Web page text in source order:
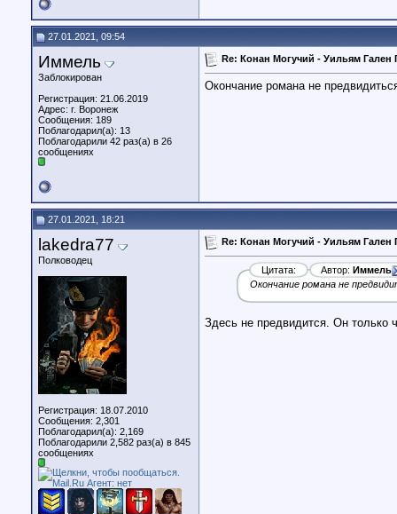
27.01.2021, 09:54
Иммель
Заблокирован
Регистрация: 21.06.2019
Адрес: г. Воронеж
Сообщения: 189
Поблагодарил(а): 13
Поблагодарили 42 раз(а) в 26
сообщениях
Re: Конан Могучий - Уильям Гален
Окончание романа не
27.01.2021, 18:21
lakedra77
Полководец
Регистрация: 18.07.2010
Сообщения: 2,301
Поблагодарил(а): 2,169
Поблагодарили 2,582 раз(а) в 845
сообщениях
Re: Конан Могучий - Уильям Гален
Цитата: Автор: Иммель
Окончание романа не
Здесь не предвидится. Он только